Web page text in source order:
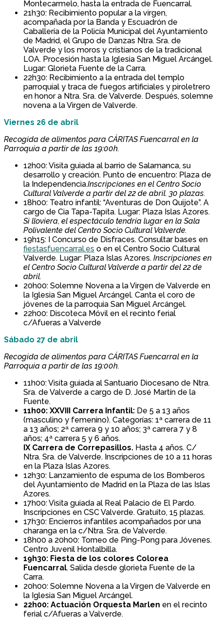
Montecarmelo, hasta la entrada de Fuencarral.
21h30: Recibimiento popular a la virgen,
acompañada por la Banda y Escuadrón de
Caballería de la Policía Municipal del Ayuntamiento
de Madrid, el Grupo de Danzas Ntra. Sra. de
Valverde y los moros y cristianos de la tradicional
LOA. Procesión hasta la Iglesia San Miguel Arcángel.
Lugar: Glorieta Fuente de la Carra.
22h30: Recibimiento a la entrada del templo
parroquial y traca de fuegos artificiales y piroletrero
en honor a Ntra. Sra. de Valverde. Después, solemne
novena a la Virgen de Valverde.
Viernes 26 de abril
Recogida de alimentos para CÁRITAS Fuencarral en la
Parroquia a partir de las 19:00h.
12h00: Visita guiada al barrio de Salamanca, su
desarrollo y creación. Punto de encuentro: Plaza de
la Independencia.Inscripciones en el Centro Socio
Cultural Valverde a partir del 22 de abril. 30 plazas.
18h00: Teatro infantil: “Aventuras de Don Quijote”. A
cargo de Cia Tapa-Tapita. Lugar: Plaza Islas Azores.
Si lloviera, el espectáculo tendría lugar en la Sala
Polivalente del Centro Socio Cultural Valverde.
19h15: I Concurso de Disfraces. Consultar bases en
fiestasfuencarral.es o en el Centro Socio Cultural
Valverde. Lugar: Plaza Islas Azores. Inscripciones en
el Centro Socio Cultural Valverde a partir del 22 de
abril.
20h00: Solemne Novena a la Virgen de Valverde en
la Iglesia San Miguel Arcángel. Canta el coro de
jóvenes de la parroquia San Miguel Arcángel.
22h00: Discoteca Móvil en el recinto ferial
c/Afueras a Valverde
Sábado 27 de abril
Recogida de alimentos para CÁRITAS Fuencarral en la
Parroquia a partir de las 19:00h.
11h00: Visita guiada al Santuario Diocesano de Ntra.
Sra. de Valverde a cargo de D. José Martín de la
Fuente.
11h00: XXVIII Carrera Infantil: De 5 a 13 años
(masculino y femenino). Categorías: 1ª carrera de 11
a 13 años; 2ª carrera 9 y 10 años; 3ª carrera 7 y 8
años; 4ª carrera 5 y 6 años.
IX Carrera de Correpasillos. Hasta 4 años. C/
Ntra. Sra. de Valverde. Inscripciones de 10 a 11 horas
en la Plaza Islas Azores.
12h30: Lanzamiento de espuma de los Bomberos
del Ayuntamiento de Madrid en la Plaza de las Islas
Azores.
17h00: Visita guiada al Real Palacio de El Pardo.
Inscripciones en CSC Valverde. Gratuito, 15 plazas.
17h30: Encierros infantiles acompañados por una
charanga en la c/Ntra. Sra. de Valverde.
18h00 a 20h00: Torneo de Ping-Pong para Jóvenes.
Centro Juvenil Hontalbilla.
19h30: Fiesta de los colores Colorea
Fuencarral. Salida desde glorieta Fuente de la
Carra.
20h00: Solemne Novena a la Virgen de Valverde en
la Iglesia San Miguel Arcángel.
22h00: Actuación Orquesta Marlen en el recinto
ferial c/Afueras a Valverde.